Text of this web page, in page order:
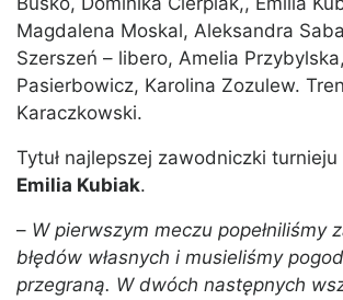
Magdalena Moskal, Aleksandra
Szerszeń – libero, Amelia
Pasierbowicz, Karolina Zozulew.
Karaczkowski.
Tytuł najlepszej zawodniczki turnieju
Emilia Kubiak.
– W pierwszym meczu popełniliśmy
błędów własnych i musieliśmy
przegraną. W dwóch następnych